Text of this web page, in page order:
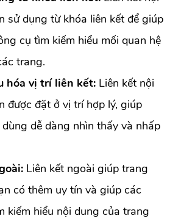
sử dụng từ khóa liên kết để giúp
cụ tìm kiếm hiểu mối quan hệ
trang.
hóa vị trí liên kết: Liên kết nội
được đặt ở vị trí hợp lý, giúp
dễ dàng nhìn thấy và nhấp
Liên kết ngoài giúp trang
có thêm uy tín và giúp các
kiếm hiểu nội dung của trang